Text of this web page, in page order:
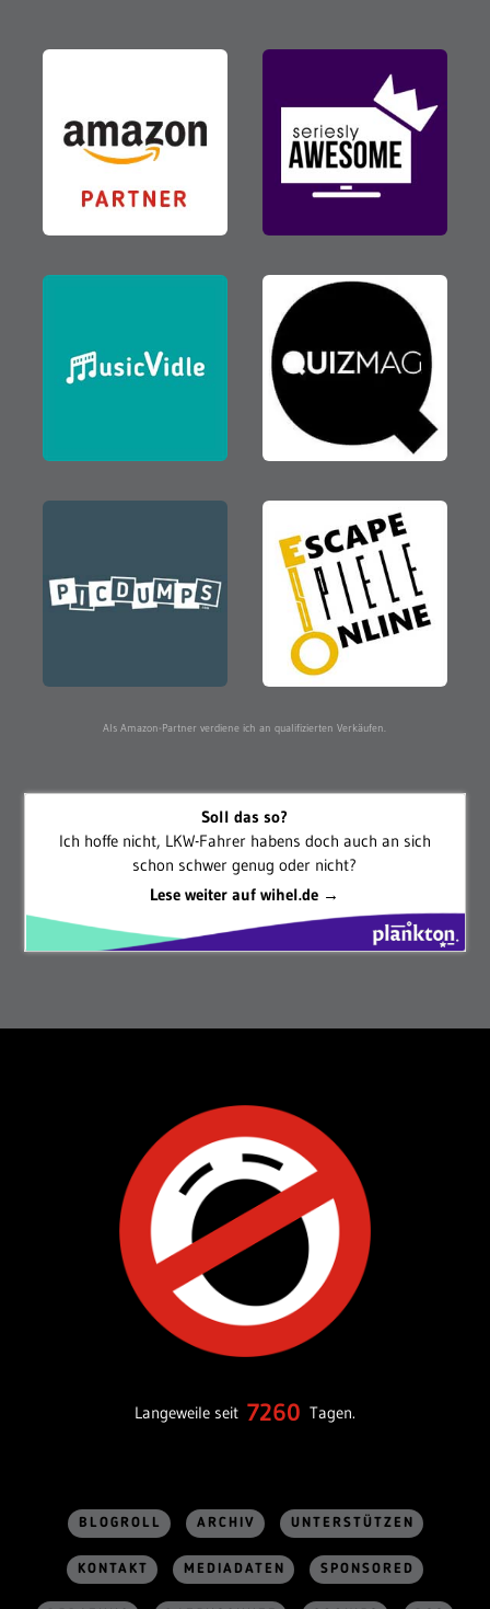
Als Amazon-Partner verdiene ich an qualifizierten Verkäufen.
Soll das so?
Ich hoffe nicht, LKW-Fahrer habens doch auch an sich
schon schwer genug oder nicht?
Lese weiter auf wihel.de →
Langeweile seit 7260 Tagen.
BLOGROLL ARCHIV UNTERSTÜTZEN
KONTAKT MEDIADATEN SPONSORED